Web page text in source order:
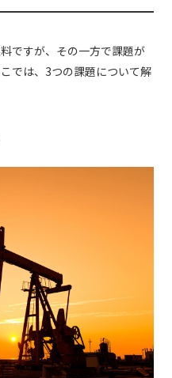
ですが、その一方で課題が
では、3つの課題について解